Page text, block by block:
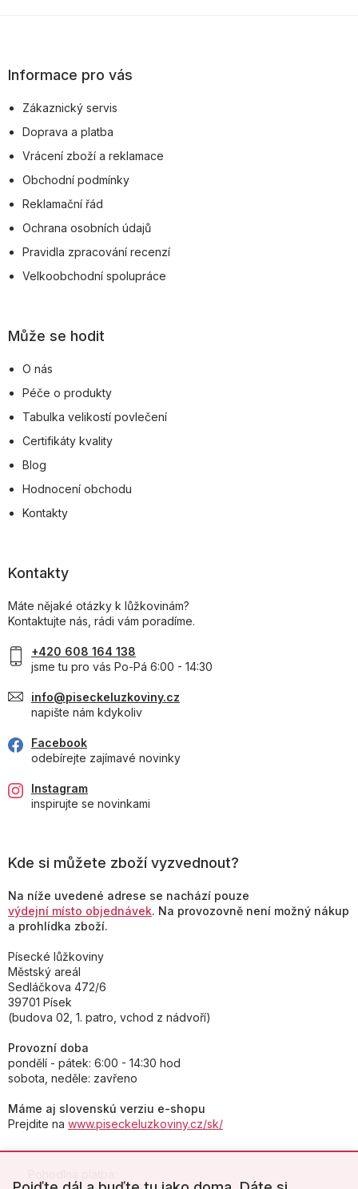
pInformace pro vás
Zákaznický servis
Doprava a platba
Vrácení zboží a reklamace
Obchodní podmínky
Reklamační řád
Ochrana osobních údajů
Pravidla zpracování recenzí
Velkoobchodní spolupráce
Může se hodit
O nás
Péče o produkty
Tabulka velikostí povlečení
Certifikáty kvality
Blog
Hodnocení obchodu
Kontakty
Kontakty
Máte nějaké otázky k lůžkovinám?
Kontaktujte nás, rádi vám poradíme.
+420 608 164 138
jsme tu pro vás Po-Pá 6:00 - 14:30
info@piseckeluzkoviny.cz
napište nám kdykoliv
Facebook
odebírejte zajímavé novinky
Instagram
inspirujte se novinkami
Kde si můžete zboží vyzvednout?
Na níže uvedené adrese se nachází pouze
výdejní místo objednávek. Na provozovně není možný nákup
a prohlídka zboží.
Písecké lůžkoviny
Městský areál
Sedláčkova 472/6
39701 Písek
(budova 02, 1. patro, vchod z nádvoří)
Provozní doba
pondělí - pátek: 6:00 - 14:30 hod
sobota, neděle: zavřeno
Máme aj slovenskú verziu e-shopu
Prejdite na www.piseckeluzkoviny.cz/sk/